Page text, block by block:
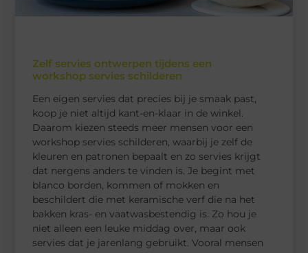
Zelf servies ontwerpen tijdens een
workshop servies schilderen
Een eigen servies dat precies bij je smaak past,
koop je niet altijd kant-en-klaar in de winkel.
Daarom kiezen steeds meer mensen voor een
workshop servies schilderen, waarbij je zelf de
kleuren en patronen bepaalt en zo servies krijgt
dat nergens anders te vinden is. Je begint met
blanco borden, kommen of mokken en
beschildert die met keramische verf die na het
bakken kras- en vaatwasbestendig is. Zo hou je
niet alleen een leuke middag over, maar ook
servies dat je jarenlang gebruikt. Vooral mensen